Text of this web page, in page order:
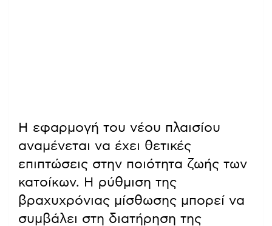
Η εφαρμογή του νέου πλαισίου
αναμένεται να έχει θετικές
επιπτώσεις στην ποιότητα ζωής των
κατοίκων. Η ρύθμιση της
βραχυχρόνιας μίσθωσης μπορεί να
συμβάλει στη διατήρηση της